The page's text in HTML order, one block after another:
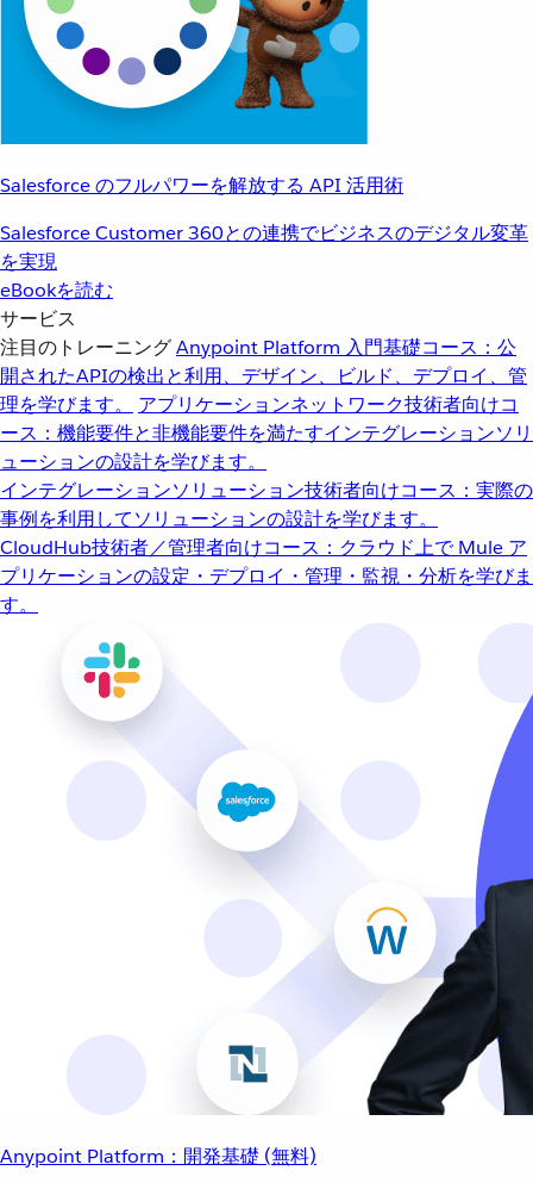
Salesforce のフルパワーを解放する API 活用術
Salesforce Customer 360との連携でビジネスのデジタル変革
を実現
eBookを読む
サービス
注目のトレーニングAnypoint Platform 入門基礎コース：公
開されたAPIの検出と利用、デザイン、ビルド、デプロイ、管
理を学びます。
アプリケーションネットワーク技術者向けコ
ース：機能要件と非機能要件を満たすインテグレーションソリ
ューションの設計を学びます。
インテグレーションソリューション技術者向けコース：実際の
事例を利用してソリューションの設計を学びます。
CloudHub技術者／管理者向けコース：クラウド上で Mule ア
プリケーションの設定・デプロイ・管理・監視・分析を学びま
す。
Anypoint Platform：開発基礎 (無料)